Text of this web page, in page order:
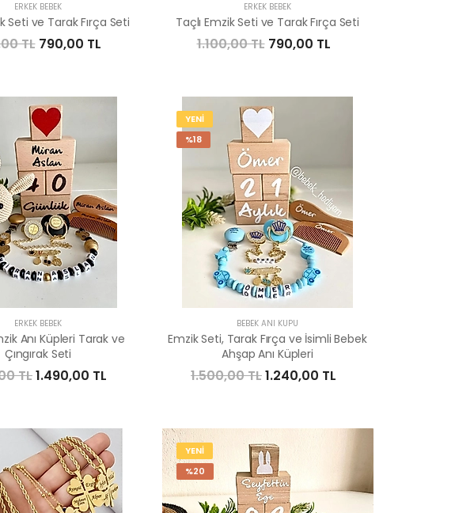
ERKEK BEBEK
Seti ve Tarak Fırça Seti
TL 790,00 TL
ERKEK BEBEK
Taçlı Emzik Seti ve Tarak Fırça Seti
1.100,00 TL 790,00 TL
ERKEK BEBEK
Anı Küpleri Tarak ve
Çıngırak Seti
TL1.490,00 TL
YENİ
%18
BEBEK ANI KÜPÜ
Emzik Seti, Tarak Fırça ve İsimli Bebek
Ahşap Anı Küpleri
1.500,00 TL1.240,00 TL
YENİ
%20